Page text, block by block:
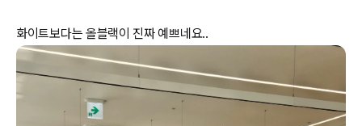
화이트보다는 올블랙이 진짜 예쁘네요..